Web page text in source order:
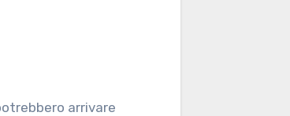
arrivare